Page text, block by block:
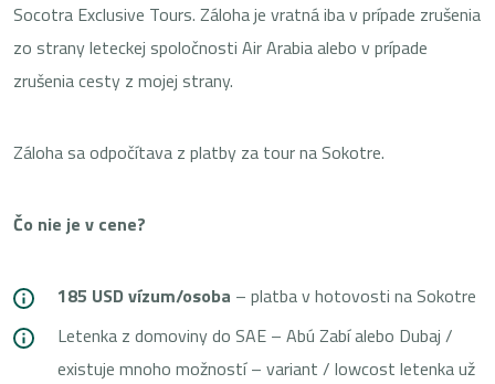
Socotra Exclusive Tours. Záloha je vratná iba v prípade zrušenia
zo strany leteckej spoločnosti Air Arabia alebo v prípade
zrušenia cesty z mojej strany.
Záloha sa odpočítava z platby za tour na Sokotre.
Čo nie je v cene?
185 USD vízum/osoba – platba v hotovosti na Sokotre
Letenka z domoviny do SAE – Abú Zabí alebo Dubaj /
existuje mnoho možností – variant / lowcost letenka už